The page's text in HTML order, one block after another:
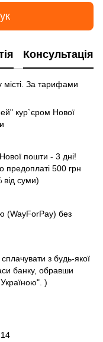
Консультація
За тарифами
кур`єром Нової
пошти - 3 дні!
предоплаті 500 грн
від суми)
(WayForPay) без
з будь-якої
банку, обравши
)